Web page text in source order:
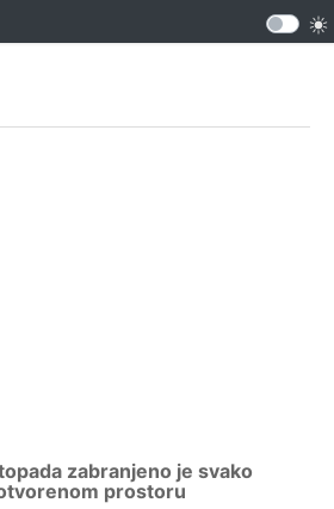
zabranjeno je svako
prostoru